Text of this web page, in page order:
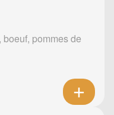
pommes de